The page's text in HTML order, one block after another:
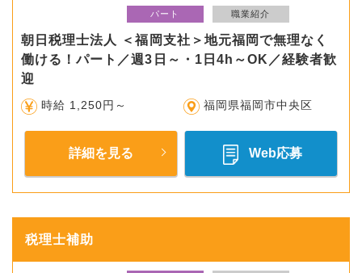
パート 職業紹介
朝日税理士法人 ＜福岡支社＞地元福岡で無理なく
働ける！パート／週3日～・1日4h～OK／経験者歓
迎
時給 1,250円～ 福岡県福岡市中央区
詳細を見る Web応募
税理士補助